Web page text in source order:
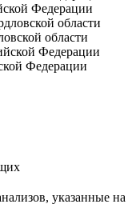
Федерации
области
Федерации
указанные на